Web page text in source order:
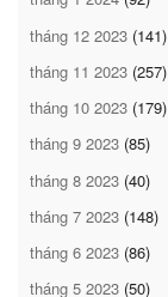
tháng 12 2023 (141)
tháng 11 2023 (257)
tháng 10 2023 (179)
tháng 9 2023 (85)
tháng 8 2023 (40)
tháng 7 2023 (148)
tháng 6 2023 (86)
tháng 5 2023 (50)